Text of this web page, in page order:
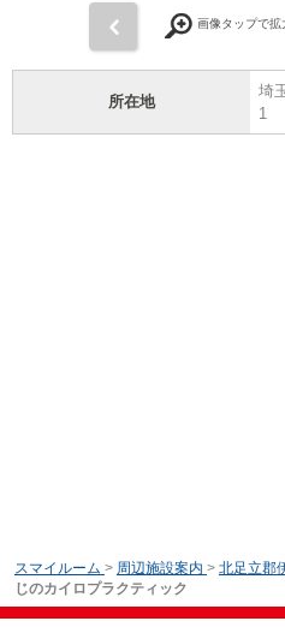
画像タップで拡
所在地
埼
1
スマイルーム > 周辺施設案内 > 北足立郡
じのカイロプラクティック